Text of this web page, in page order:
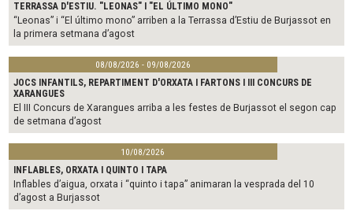
TERRASSA D'ESTIU. "LEONAS" I "EL ÚLTIMO MONO"
“Leonas” i “El último mono” arriben a la Terrassa d’Estiu de Burjassot en
la primera setmana d’agost
08/08/2026 - 09/08/2026
JOCS INFANTILS, REPARTIMENT D'ORXATA I FARTONS I III CONCURS DE
XARANGUES
El III Concurs de Xarangues arriba a les festes de Burjassot el segon cap
de setmana d’agost
10/08/2026
INFLABLES, ORXATA I QUINTO I TAPA
Inflables d’aigua, orxata i “quinto i tapa” animaran la vesprada del 10
d’agost a Burjassot